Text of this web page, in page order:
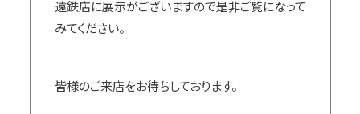
遠鉄店に展示がございますので是非ご覧になって
みてください。
皆様のご来店をお待ちしております。